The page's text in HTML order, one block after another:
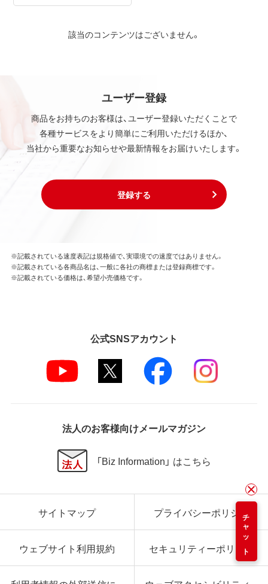
該当のコンテンツはございません。
ユーザー登録
商品をお持ちのお客様は、ユーザー登録いただくことで
各種サービスをより簡単にご利用いただけるほか、
当社から重要なお知らせや最新情報をお届けいたします。
登録する
チャット
※記載されている速度表記は規格値で、実環境での速度ではありません。
※記載されている各商品名は、一般に各社の商標または登録商標です。
※記載されている価格は、希望小売価格です。
公式SNSアカウント
法人のお客様向けメールマガジン
「Biz Information」 はこちら
サイトマップ プライバシーポリシー
ウェブサイト利用規約 セキュリティーポリシー